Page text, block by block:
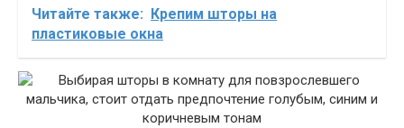
Читайте также: Крепим шторы на
пластиковые окна